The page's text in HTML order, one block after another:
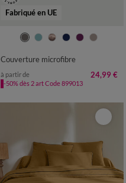
Fabriqué en UE
Couverture microfibre
à partir de 24,99 €
-50% dès 2 art Code 899013